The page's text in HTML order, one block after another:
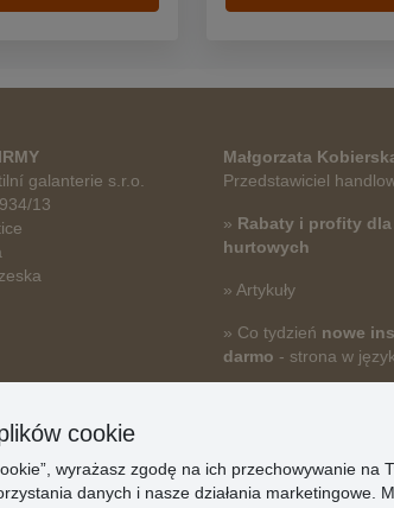
galanterie s.r.o.
13
Małgorzata
Przedstawiciel
» Rabaty i profity
hurtowych
» Artykuły
» Co tydzień nowe
darmo - strona w
cookie
wyrażasz zgodę na ich przechowywanie na
danych i nasze działania marketingowe.